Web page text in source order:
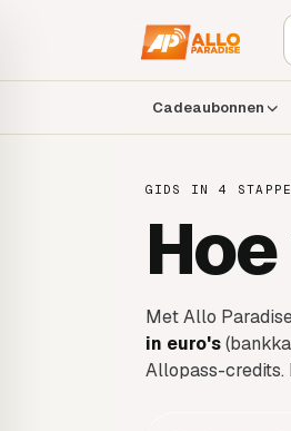
Cadeaubonnen
GIDS IN 4
Met Allo
in euro's
Allopass-credits.